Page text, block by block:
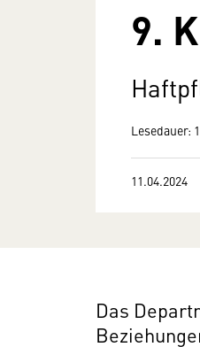
9.
Lesedauer:
11.04.2024
Das